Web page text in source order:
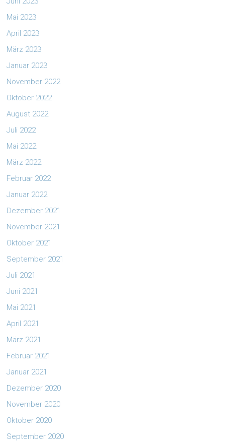
Mai 2023
April 2023
März 2023
Januar 2023
November 2022
Oktober 2022
August 2022
Juli 2022
Mai 2022
März 2022
Februar 2022
Januar 2022
Dezember 2021
November 2021
Oktober 2021
September 2021
Juli 2021
Juni 2021
Mai 2021
April 2021
März 2021
Februar 2021
Januar 2021
Dezember 2020
November 2020
Oktober 2020
September 2020